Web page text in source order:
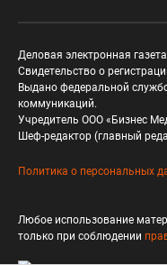
Деловая электронная
Свидетельство о
Выдано федеральной
коммуникаций.
Учредитель ООО «Бизнес
Шеф-редактор (главный
Политика о персональных
Любое использование
только при соблюдении